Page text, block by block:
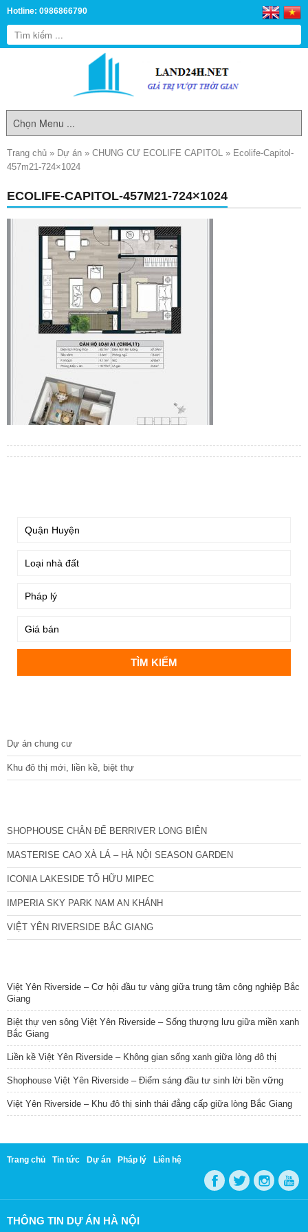
Hotline: 0986866790
Trang chủ » Dự án » CHUNG CƯ ECOLIFE CAPITOL » Ecolife-Capitol-
457m21-724×1024
ECOLIFE-CAPITOL-457M21-724×1024
Dự án chung cư
Khu đô thị mới, liền kề, biệt thự
SHOPHOUSE CHÂN ĐẾ BERRIVER LONG BIÊN
MASTERISE CAO XÀ LÁ – HÀ NỘI SEASON GARDEN
ICONIA LAKESIDE TỐ HỮU MIPEC
IMPERIA SKY PARK NAM AN KHÁNH
VIỆT YÊN RIVERSIDE BẮC GIANG
Việt Yên Riverside – Cơ hội đầu tư vàng giữa trung tâm công nghiệp Bắc
Giang
Biệt thự ven sông Việt Yên Riverside – Sống thượng lưu giữa miền xanh
Bắc Giang
Liền kề Việt Yên Riverside – Không gian sống xanh giữa lòng đô thị
Shophouse Việt Yên Riverside – Điểm sáng đầu tư sinh lời bền vững
Việt Yên Riverside – Khu đô thị sinh thái đẳng cấp giữa lòng Bắc Giang
Trang chủ Tin tức Dự án Pháp lý Liên hệ
THÔNG TIN DỰ ÁN HÀ NỘI